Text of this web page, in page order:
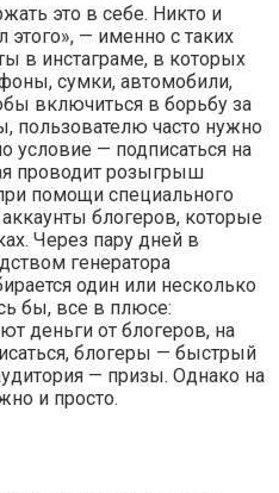
это в себе. Никто и
этого», — именно с таких
в инстаграме, в которых
сумки, автомобили,
включиться в борьбу за
пользователю часто нужно
условие — подписаться на
проводит розыгрыш
помощи специального
аккаунты блогеров, которые
Через пару дней в
генератора
один или несколько
бы, все в плюсе:
деньги от блогеров, на
блогеры — быстрый
— призы. Однако на
и просто.